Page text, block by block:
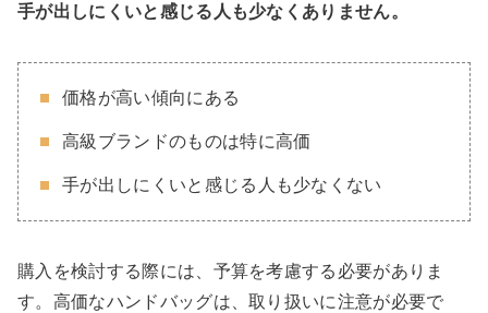
手が出しにくいと感じる人も少なくありません。
価格が高い傾向にある
高級ブランドのものは特に高価
手が出しにくいと感じる人も少なくない
購入を検討する際には、予算を考慮する必要がありま
す。高価なハンドバッグは、取り扱いに注意が必要で